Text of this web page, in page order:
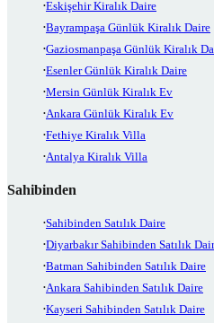
Eskişehir Kiralık Daire
Bayrampaşa Günlük Kiralık Daire
Gaziosmanpaşa Günlük Kiralık
Esenler Günlük Kiralık Daire
Mersin Günlük Kiralık Ev
Ankara Günlük Kiralık Ev
Fethiye Kiralık Villa
Antalya Kiralık Villa
Sahibinden
Sahibinden Satılık Daire
Diyarbakır Sahibinden Satılık
Batman Sahibinden Satılık Daire
Ankara Sahibinden Satılık Daire
Kayseri Sahibinden Satılık Daire